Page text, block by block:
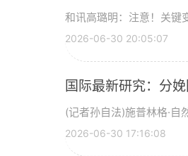
和讯高璐明：注意！关键
2026-06-30 20:05:07
国际最新研究：分
(记者孙自法)施普林格·
2026-06-30 17:16:08